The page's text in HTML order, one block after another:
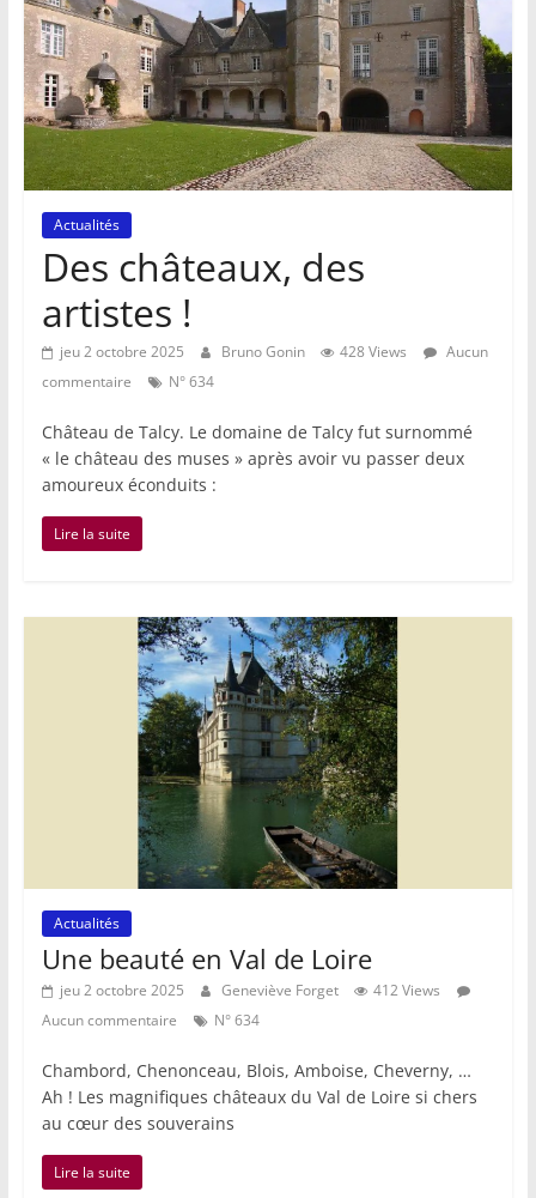
Actualités
Des châteaux, des
artistes !
jeu 2 octobre 2025 Bruno Gonin 428 Views
Aucun
commentaire
N° 634
Château de Talcy. Le domaine de Talcy fut surnommé
« le château des muses » après avoir vu passer deux
amoureux éconduits :
Lire la suite
Actualités
Une beauté en Val de Loire
jeu 2 octobre 2025 Geneviève Forget
412 Views
Aucun commentaire
N° 634
Chambord, Chenonceau, Blois, Amboise, Cheverny, …
Ah ! Les magnifiques châteaux du Val de Loire si chers
au cœur des souverains
Lire la suite